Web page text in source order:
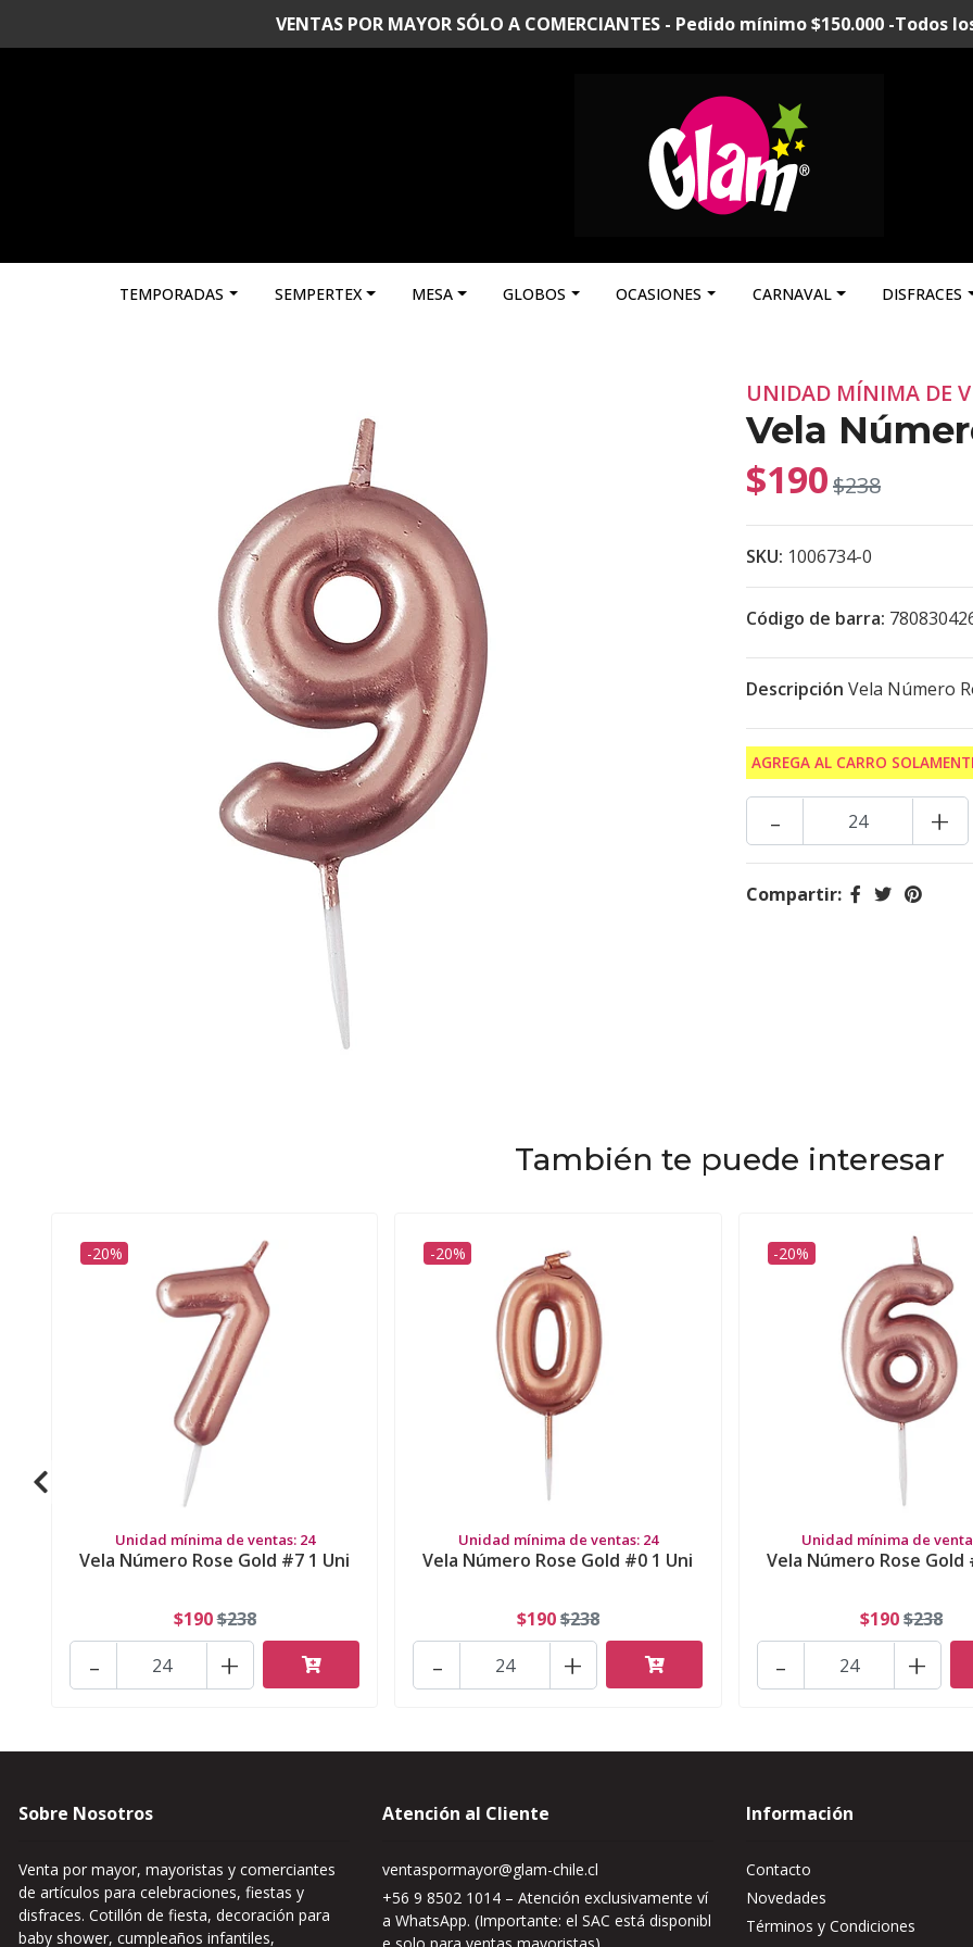
VENTAS POR MAYOR SÓLO A COMERCIANTES - Pedido mínimo $150.000 -Todos
TEMPORADAS SEMPERTEX MESA GLOBOS OCASIONES CARNAVAL DISFRACES
UNIDAD MÍNIMA DE
Vela
$190$238
SKU: 1006734-0
Código de barra:
Descripción Vela Número
AGREGA AL CARRO
+
-
Compartir:
También te puede interesar
-20%
Unidad mínima de ventas: 24
Vela Número Rose Gold #7 1 Uni
$190$238
+
-
-20%
Unidad mínima de ventas: 24
Vela Número Rose Gold #0 1 Uni
$190$238
+
-
-20%
Unidad mínima de
Vela Número Rose Gold
$190$238
+
-
Sobre Nosotros
Venta por mayor, mayoristas y comerciantes
de artículos para celebraciones, fiestas y
disfraces. Cotillón de fiesta, decoración para
baby shower, cumpleaños infantiles,
Atención al Cliente
ventaspormayor@glam-chile.cl
+56 9 8502 1014 – Atención exclusivamente ví
a WhatsApp. (Importante: el SAC está disponibl
Información
Contacto
Novedades
Términos y Condiciones